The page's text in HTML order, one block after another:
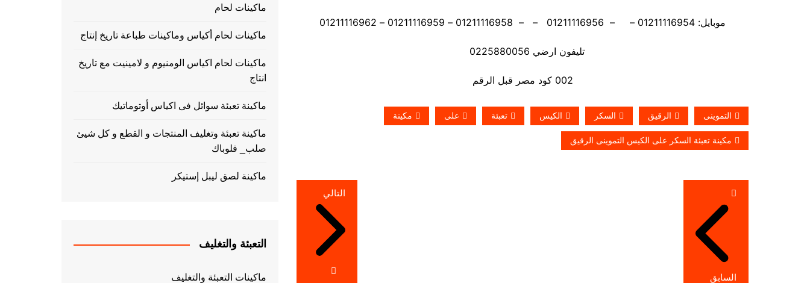
موبايل: 01211116954 – – 01211116956 – – 01211116958 – 01211116959 – 01211116962
تليفون ارضي 0225880056
002 كود مصر قبل الرقم
التموينى الرقيق السكر الكيس تعبئة على مكينة
مكينة تعبئة السكر على الكيس التموينى الرقيق
تصفّح
المقالات
السابق
التالي
ماكينات لحام
ماكينات لحام أكياس وماكينات طباعة تاريخ إنتاج
ماكينات لحام اكياس الومنيوم و لامينيت مع تاريخ
انتاج
ماكينة تعبئة سوائل فى اكياس أوتوماتيك
ماكينة تعبئة وتغليف المنتجات و القطع و كل شيئ
صلب_ فلوباك
ماكينة لصق ليبل إستيكر
التعبئة والتغليف
ماكينات التعبئة والتغليف